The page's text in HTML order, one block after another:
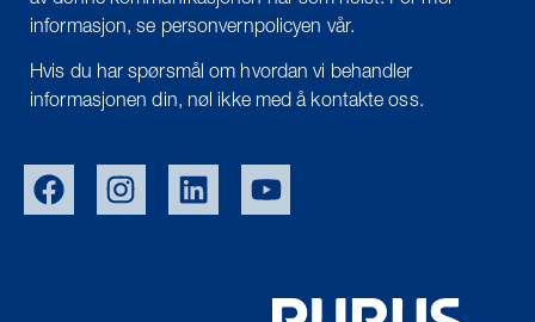
informasjon, se personvernpolicyen vår.
Hvis du har spørsmål om hvordan vi behandler
informasjonen din, nøl ikke med å kontakte oss.